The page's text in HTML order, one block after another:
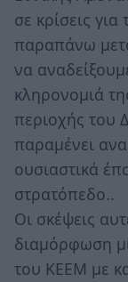
σε κρίσεις
παραπάνω
να
κληρονομιά
περιοχής του
παραμένει
ουσιαστικά
στρατόπεδο..
Οι σκέψεις
διαμόρφωση
του ΚΕΕΜ με